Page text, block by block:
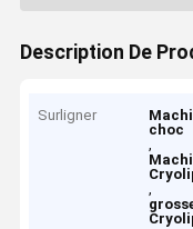
Description De
Surligner
choc
,
,